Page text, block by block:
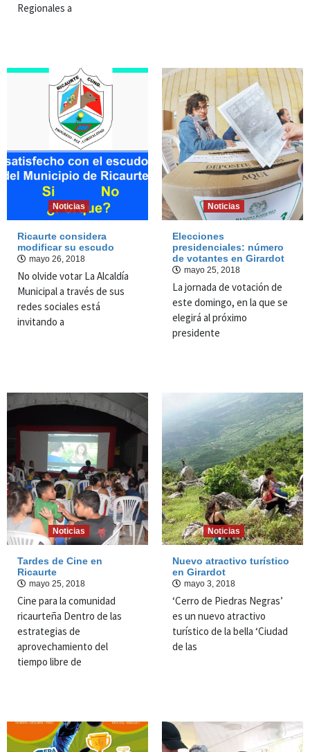
Regionales a
Noticias
Ricaurte considera
modificar su escudo
mayo 26, 2018
No olvide votar La Alcaldía
Municipal a través de sus
redes sociales está
invitando a
Noticias
Elecciones
presidenciales: número
de votantes en Girardot
mayo 25, 2018
La jornada de votación de
este domingo, en la que se
elegirá al próximo
presidente
Noticias
Tardes de Cine en
Ricaurte
mayo 25, 2018
Cine para la comunidad
ricaurteña Dentro de las
estrategias de
aprovechamiento del
tiempo libre de
Noticias
Nuevo atractivo turístico
en Girardot
mayo 3, 2018
‘Cerro de Piedras Negras’
es un nuevo atractivo
turístico de la bella ‘Ciudad
de las